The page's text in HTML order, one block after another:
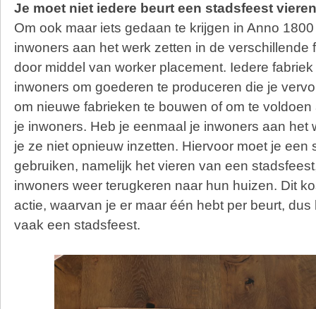
Je moet niet iedere beurt een stadsfeest vieren
Om ook maar iets gedaan te krijgen in Anno
inwoners aan het werk zetten in de verschillende
door middel van worker placement. Iedere
inwoners om goederen te produceren die je
om nieuwe fabrieken te bouwen of om te
je inwoners. Heb je eenmaal je inwoners aan het
je ze niet opnieuw inzetten. Hiervoor moet je een
gebruiken, namelijk het vieren van een
inwoners weer terugkeren naar hun huizen. Dit
actie, waarvan je er maar één hebt per beurt, dus
vaak een stadsfeest.